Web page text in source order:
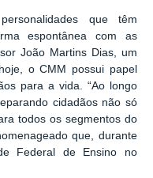
que têm
espontânea com as
João Martins Dias, um
o CMM possui papel
para a vida. “Ao longo
cidadãos não só
todos os segmentos do
que, durante
Federal de Ensino no